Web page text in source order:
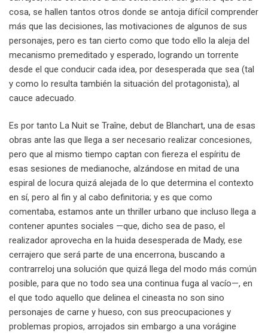
cosa, se hallen tantos otros donde se antoja difícil comprender
más que las decisiones, las motivaciones de algunos de sus
personajes, pero es tan cierto como que todo ello la aleja del
mecanismo premeditado y esperado, logrando un torrente
desde el que conducir cada idea, por desesperada que sea (tal
y como lo resulta también la situación del protagonista), al
cauce adecuado.
Es por tanto La Nuit se Traîne, debut de Blanchart, una de esas
obras ante las que llega a ser necesario realizar concesiones,
pero que al mismo tiempo captan con fiereza el espíritu de
esas sesiones de medianoche, alzándose en mitad de una
espiral de locura quizá alejada de lo que determina el contexto
en sí, pero al fin y al cabo definitoria; y es que como
comentaba, estamos ante un thriller urbano que incluso llega a
contener apuntes sociales —que, dicho sea de paso, el
realizador aprovecha en la huida desesperada de Mady, ese
cerrajero que será parte de una encerrona, buscando a
contrarreloj una solución que quizá llega del modo más común
posible, para que no todo sea una continua fuga al vacío—, en
el que todo aquello que delinea el cineasta no son sino
personajes de carne y hueso, con sus preocupaciones y
problemas propios, arrojados sin embargo a una vorágine